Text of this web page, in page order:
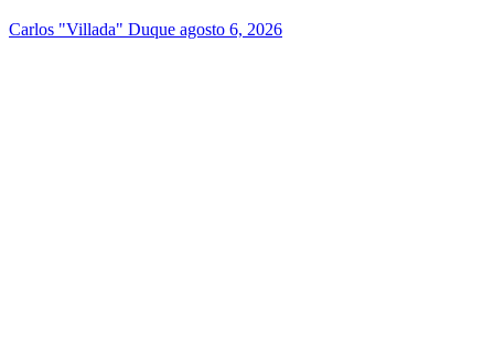
Carlos "Villada" Duque agosto 6, 2026